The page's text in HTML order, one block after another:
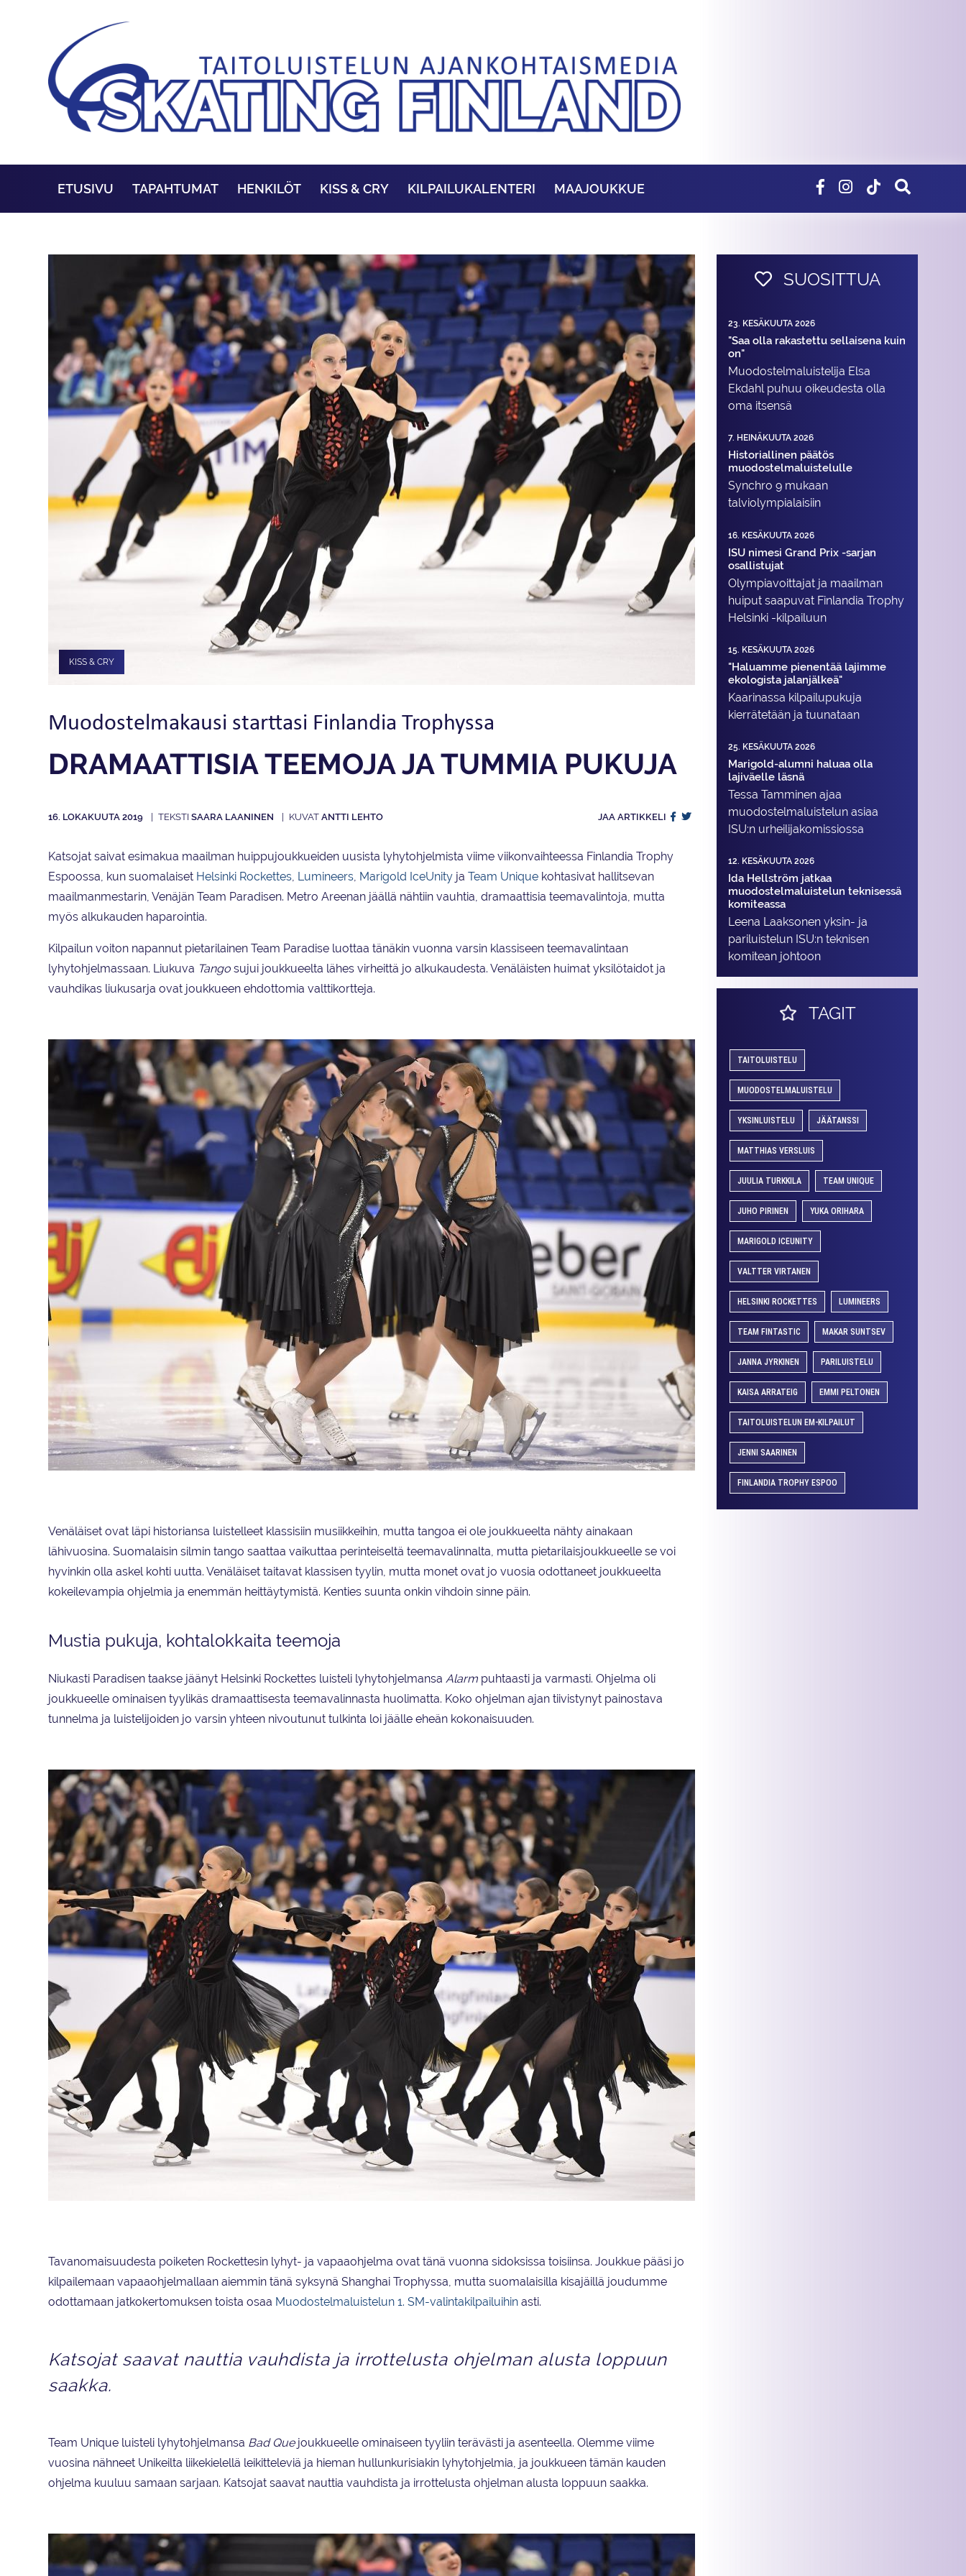
ETUSIVU TAPAHTUMAT HENKILÖT KISS & CRY KILPAILUKALENTERI MAAJOUKKUE
KISS & CRY
Muodostelmakausi starttasi Finlandia Trophyssa
DRAMAATTISIA TEEMOJA JA TUMMIA PUKUJA
16. LOKAKUUTA 2019 SAARA LAANINEN ANTTI LEHTO JAA ARTIKKELI
Katsojat saivat esimakua maailman huippujoukkueiden uusista lyhytohjelmista viime viikonvaihteessa Finlandia Trophy
Espoossa, kun suomalaiset Helsinki Rockettes, Lumineers, Marigold IceUnity ja Team Unique kohtasivat hallitsevan
maailmanmestarin, Venäjän Team Paradisen. Metro Areenan jäällä nähtiin vauhtia, dramaattisia teemavalintoja, mutta
myös alkukauden haparointia.
Kilpailun voiton napannut pietarilainen Team Paradise luottaa tänäkin vuonna varsin klassiseen teemavalintaan
lyhytohjelmassaan. Liukuva Tango sujui joukkueelta lähes virheittä jo alkukaudesta. Venäläisten huimat yksilötaidot ja
vauhdikas liukusarja ovat joukkueen ehdottomia valttikortteja.
Venäläiset ovat läpi historiansa luistelleet klassisiin musiikkeihin, mutta tangoa ei ole joukkueelta nähty ainakaan
lähivuosina. Suomalaisin silmin tango saattaa vaikuttaa perinteiseltä teemavalinnalta, mutta pietarilaisjoukkueelle se voi
hyvinkin olla askel kohti uutta. Venäläiset taitavat klassisen tyylin, mutta monet ovat jo vuosia odottaneet joukkueelta
kokeilevampia ohjelmia ja enemmän heittäytymistä. Kenties suunta onkin vihdoin sinne päin.
Mustia pukuja, kohtalokkaita teemoja
Niukasti Paradisen taakse jäänyt Helsinki Rockettes luisteli lyhytohjelmansa Alarm puhtaasti ja varmasti. Ohjelma oli
joukkueelle ominaisen tyylikäs dramaattisesta teemavalinnasta huolimatta. Koko ohjelman ajan tiivistynyt painostava
tunnelma ja luistelijoiden jo varsin yhteen nivoutunut tulkinta loi jäälle eheän kokonaisuuden.
Tavanomaisuudesta poiketen Rockettesin lyhyt- ja vapaaohjelma ovat tänä vuonna sidoksissa toisiinsa. Joukkue pääsi jo
kilpailemaan vapaaohjelmallaan aiemmin tänä syksynä Shanghai Trophyssa, mutta suomalaisilla kisajäillä joudumme
odottamaan jatkokertomuksen toista osaa Muodostelmaluistelun 1. SM-valintakilpailuihin asti.
Katsojat saavat nauttia vauhdista ja irrottelusta ohjelman alusta loppuun
saakka.
Team Unique luisteli lyhytohjelmansa Bad Quejoukkueelle ominaiseen tyyliin terävästi ja asenteella. Olemme viime
vuosina nähneet Unikeilta liikekielellä leikitteleviä ja hieman hullunkurisiakin lyhytohjelmia, ja joukkueen tämän kauden
ohjelma kuuluu samaan sarjaan. Katsojat saavat nauttia vauhdista ja irrottelusta ohjelman alusta loppuun saakka.
SUOSITTUA
23. KESÄKUUTA 2026
"Saa olla rakastettu sellaisena kuin
on"
Muodostelma­luistelija Elsa
Ekdahl puhuu oikeudesta olla
oma itsensä
7. HEINÄKUUTA 2026
Historiallinen päätös
muodostelmaluistelulle
Synchro 9 mukaan
talviolympialaisiin
16. KESÄKUUTA 2026
ISU nimesi Grand Prix -sarjan
osallistujat
Olympiavoittajat ja maailman
huiput saapuvat Finlandia Trophy
Helsinki -kilpailuun
15. KESÄKUUTA 2026
"Haluamme pienentää lajimme
ekologista jalanjälkeä"
Kaarinassa kilpailupukuja
kierrätetään ja tuunataan
25. KESÄKUUTA 2026
Marigold-alumni haluaa olla
lajiväelle läsnä
Tessa Tamminen ajaa
muodostelma­luistelun asiaa
ISU:n urheilija­komissiossa
12. KESÄKUUTA 2026
Ida Hellström jatkaa
muodostelmaluistelun teknisessä
komiteassa
Leena Laaksonen yksin- ja
pariluistelun ISU:n teknisen
komitean johtoon
TAGIT
TAITOLUISTELU
MUODOSTELMALUISTELU
YKSINLUISTELU JÄÄTANSSI
MATTHIAS VERSLUIS
JUULIA TURKKILA TEAM UNIQUE
JUHO PIRINEN YUKA ORIHARA
MARIGOLD ICEUNITY
VALTTER VIRTANEN
HELSINKI ROCKETTES LUMINEERS
TEAM FINTASTIC MAKAR SUNTSEV
JANNA JYRKINEN PARILUISTELU
KAISA ARRATEIG EMMI PELTONEN
TAITOLUISTELUN EM-KILPAILUT
JENNI SAARINEN
FINLANDIA TROPHY ESPOO